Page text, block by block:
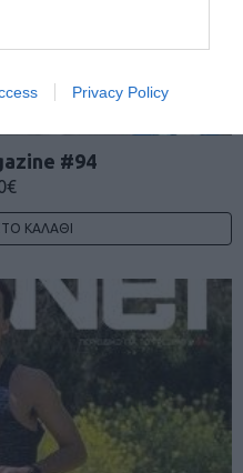
Privacy Policy
#94
€
ΚΑΛΆΘΙ